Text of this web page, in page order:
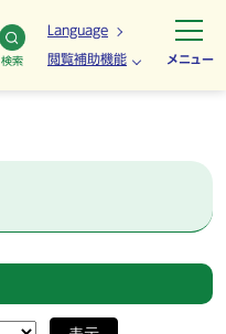
検索
Language
閲覧補助機能 メニュー